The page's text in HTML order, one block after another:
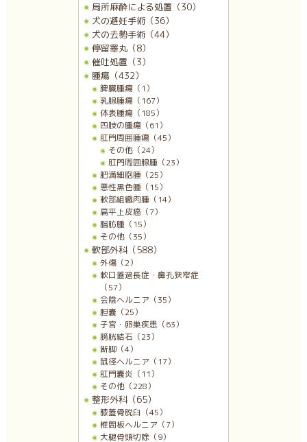
局所麻酔による処置（30）
犬の避妊手術（36）
犬の去勢手術（44）
停留睾丸（8）
催吐処置（3）
腫瘍（432）
脾臓腫瘍（1）
乳腺腫瘍（167）
体表腫瘍（185）
四肢の腫瘍（61）
肛門周囲腫瘍（45）
その他（24）
肛門周囲腺腫（23）
肥満細胞腫（25）
悪性黒色腫（15）
軟部組織肉腫（14）
扁平上皮癌（7）
脂肪腫（15）
その他（35）
軟部外科（588）
外傷（2）
軟口蓋過長症・鼻孔狭窄症
（57）
会陰ヘルニア（35）
胆嚢（25）
子宮・卵巣疾患（63）
膀胱結石（23）
断脚（4）
鼠径ヘルニア（17）
肛門嚢炎（11）
その他（228）
整形外科（65）
膝蓋骨脱臼（45）
椎間板ヘルニア（7）
大腿骨頭切除（9）